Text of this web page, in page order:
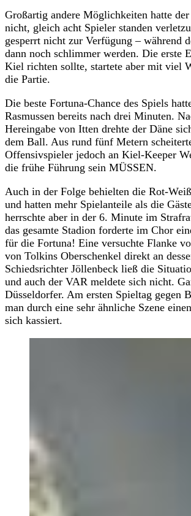
Großartig andere Möglichkeiten hatte der
nicht, gleich acht Spieler standen
gesperrt nicht zur Verfügung – während
dann noch schlimmer werden. Die erste
Kiel richten sollte, startete aber mit viel
die Partie.
Die beste Fortuna-Chance des Spiels
Rasmussen bereits nach drei Minuten.
Hereingabe von Itten drehte der Däne
dem Ball. Aus rund fünf Metern
Offensivspieler jedoch an Kiel-Keeper
die frühe Führung sein MÜSSEN.
Auch in der Folge behielten die Rot-
und hatten mehr Spielanteile als die
herrschte aber in der 6. Minute im
das gesamte Stadion forderte im Chor
für die Fortuna! Eine versuchte Flanke
von Tolkins Oberschenkel direkt an
Schiedsrichter Jöllenbeck ließ die
und auch der VAR meldete sich nicht.
Düsseldorfer. Am ersten Spieltag gegen
man durch eine sehr ähnliche Szene
sich kassiert.